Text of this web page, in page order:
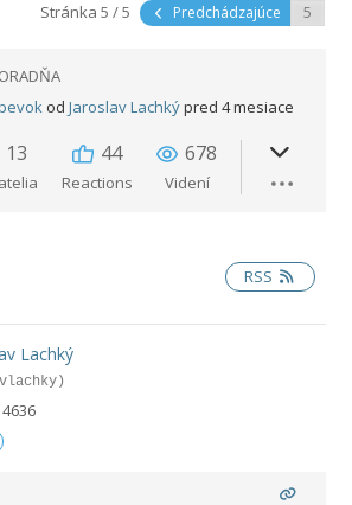
Stránka 5 / 5 Predchádzajúce
od Jaroslav Lachkýpred 4 mesiace
13 44
Reactions
678
Videní
RSS
Lachký